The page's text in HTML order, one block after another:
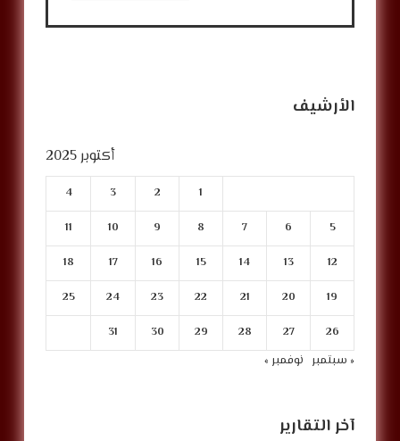
الأرشيف
أكتوبر 2025
1
2
3
4
5
6
7
8
9
10
11
12
13
14
15
16
17
18
19
20
21
22
23
24
25
26
27
28
29
30
31
« سبتمبر نوفمبر »
آخر التقارير